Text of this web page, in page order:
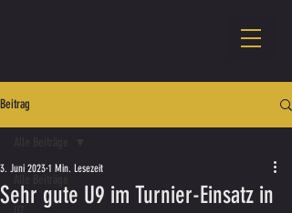
Beitrag
Sehr gute U9 im Turnier-Einsatz in
3. Juni 2023 1 Min. Lesezeit